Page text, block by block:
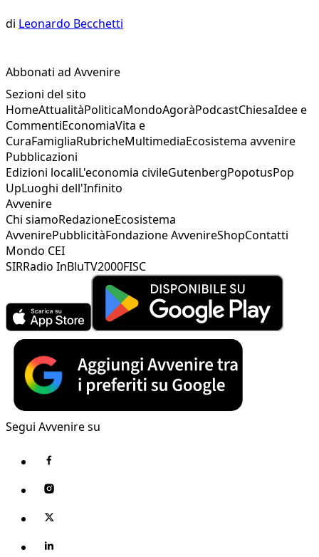
di Leonardo Becchetti
Abbonati ad Avvenire
Sezioni del sito
HomeAttualitàPoliticaMondoAgoràPodcastChiesaIdee e
CommentiEconomiaVita e
CuraFamigliaRubricheMultimediaEcosistema avvenire
Pubblicazioni
Edizioni localiL'economia civileGutenbergPopotusPop
UpLuoghi dell'Infinito
Avvenire
Chi siamoRedazioneEcosistema
AvvenirePubblicitàFondazione AvvenireShopContatti
Mondo CEI
SIRRadio InBluTV2000FISC
Segui Avvenire su